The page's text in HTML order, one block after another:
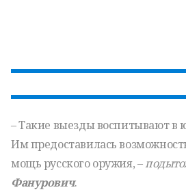
– Такие выезды воспитывают в
Им предоставилась
мощь русского оружия, –
Фанурович.